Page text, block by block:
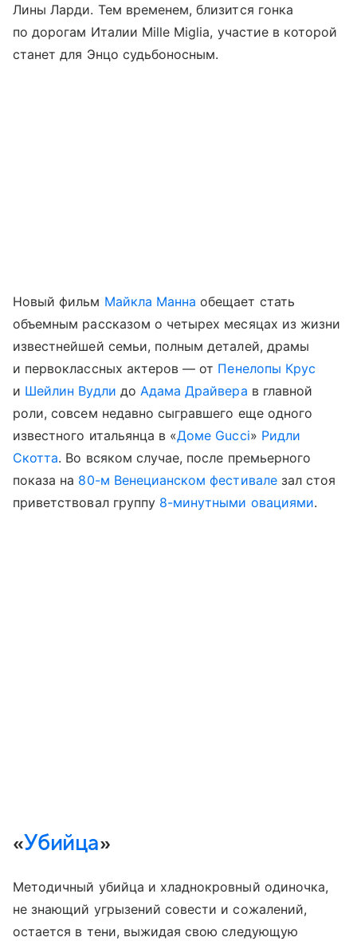
Лины Ларди. Тем временем, близится гонка
по дорогам Италии Mille Miglia, участие в которой
станет для Энцо судьбоносным.
Новый фильм Майкла Манна обещает стать
объемным рассказом о четырех месяцах из жизни
известнейшей семьи, полным деталей, драмы
и первоклассных актеров — от Пенелопы Крус
и Шейлин Вудли до Адама Драйвера в главной
роли, совсем недавно сыгравшего еще одного
известного итальянца в «Доме Gucci» Ридли
Скотта. Во всяком случае, после премьерного
показа на 80-м Венецианском фестивалезал стоя
приветствовал группу 8-минутными овациями.
«Убийца»
Методичный убийца и хладнокровный одиночка,
не знающий угрызений совести и сожалений,
остается в тени, выжидая свою следующую